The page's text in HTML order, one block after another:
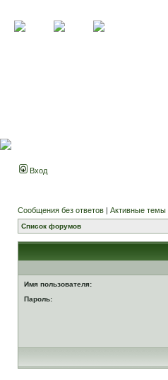
Вход
Сообщения без ответов | Активные темы
Список форумов
Имя пользователя:
Пароль: